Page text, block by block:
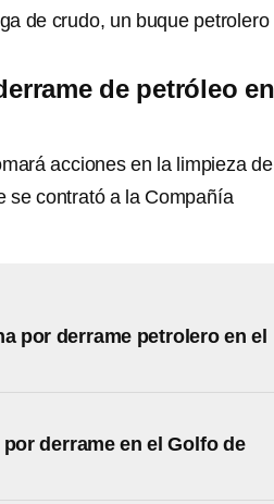
de crudo, un buque petrolero
de petróleo en
acciones en la limpieza de
se contrató a la Compañía
por derrame petrolero en el
derrame en el Golfo de